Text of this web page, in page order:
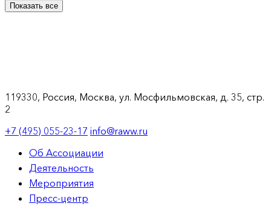
Показать все
119330, Россия, Москва, ул. Мосфильмовская, д. 35, стр.
2
+7 (495) 055-23-17 info@raww.ru
Об Ассоциации
Деятельность
Мероприятия
Пресс-центр